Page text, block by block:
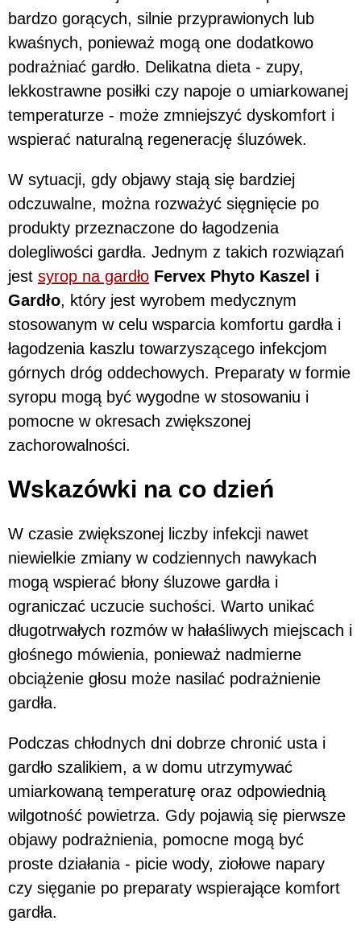
bardzo gorących, silnie przyprawionych lub
kwaśnych, ponieważ mogą one dodatkowo
podrażniać gardło. Delikatna dieta - zupy,
lekkostrawne posiłki czy napoje o umiarkowanej
temperaturze - może zmniejszyć dyskomfort i
wspierać naturalną regenerację śluzówek.
W sytuacji, gdy objawy stają się bardziej
odczuwalne, można rozważyć sięgnięcie po
produkty przeznaczone do łagodzenia
dolegliwości gardła. Jednym z takich rozwiązań
jest syrop na gardło Fervex Phyto Kaszel i
Gardło, który jest wyrobem medycznym
stosowanym w celu wsparcia komfortu gardła i
łagodzenia kaszlu towarzyszącego infekcjom
górnych dróg oddechowych. Preparaty w formie
syropu mogą być wygodne w stosowaniu i
pomocne w okresach zwiększonej
zachorowalności.
Wskazówki na co dzień
W czasie zwiększonej liczby infekcji nawet
niewielkie zmiany w codziennych nawykach
mogą wspierać błony śluzowe gardła i
ograniczać uczucie suchości. Warto unikać
długotrwałych rozmów w hałaśliwych miejscach i
głośnego mówienia, ponieważ nadmierne
obciążenie głosu może nasilać podrażnienie
gardła.
Podczas chłodnych dni dobrze chronić usta i
gardło szalikiem, a w domu utrzymywać
umiarkowaną temperaturę oraz odpowiednią
wilgotność powietrza. Gdy pojawią się pierwsze
objawy podrażnienia, pomocne mogą być
proste działania - picie wody, ziołowe napary
czy sięganie po preparaty wspierające komfort
gardła.